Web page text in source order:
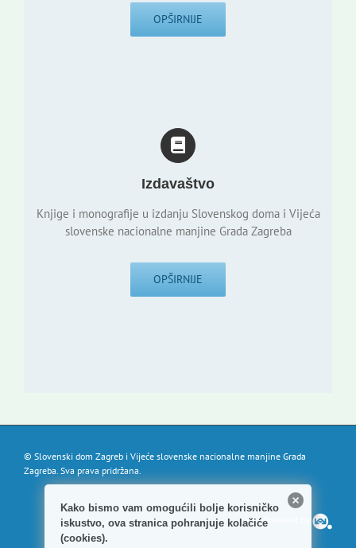
OPŠIRNIJE
Izdavaštvo
Knjige i monografije u izdanju Slovenskog doma i Vijeća
slovenske nacionalne manjine Grada Zagreba
OPŠIRNIJE
© Slovenski dom Zagreb i Vijeće slovenske nacionalne manjine Grada
Zagreba. Sva prava pridržana.
Powered by
Kako bismo vam omogućili bolje korisničko
iskustvo, ova stranica pohranjuje kolačiće
(cookies).